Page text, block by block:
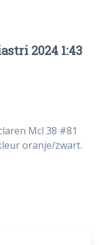
2024 1:43
Mcl 38 #81
oranje/zwart.